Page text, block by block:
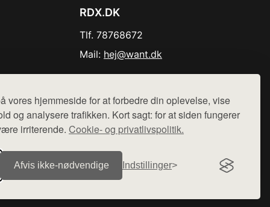
vores hjemmeside for at forbedre din oplevelse, vise
og analysere trafikken. Kort sagt: for at siden fungerer
irriterende. Cookie- og privatlivspolitik.
Afvis ikke‑nødvendige Indstillinger
RDX.DK
Tlf. 78768672
Mail: hej@want.dk
sælges ikke varer fra denne side - vi henviser til de shops,